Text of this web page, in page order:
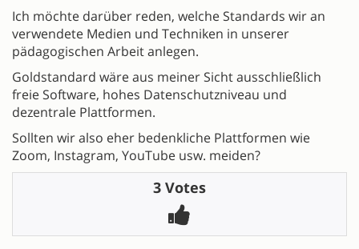
Ich möchte darüber reden, welche Standards wir an
verwendete Medien und Techniken in unserer
pädagogischen Arbeit anlegen.
Goldstandard wäre aus meiner Sicht ausschließlich
freie Software, hohes Datenschutzniveau und
dezentrale Plattformen.
Sollten wir also eher bedenkliche Plattformen wie
Zoom, Instagram, YouTube usw. meiden?
3 Votes